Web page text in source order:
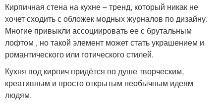
Кирпичная стена на кухне – тренд, который никак не
хочет сходить с обложек модных журналов по дизайну.
Многие привыкли ассоциировать ее с брутальным
лофтом , но такой элемент может стать украшением и
романтического или готического стилей.
Кухня под кирпич придётся по душе творческим,
креативным и просто открытым необычным идеям
людям.